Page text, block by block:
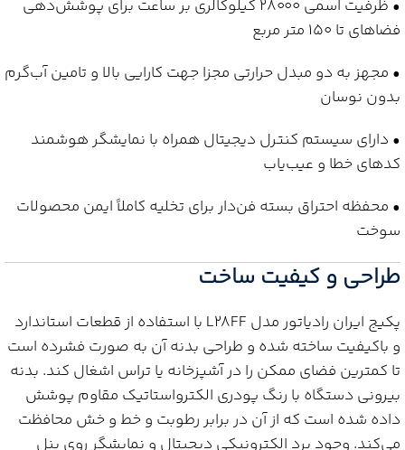
• ظرفیت اسمی ۲۸۰۰۰ کیلوکالری بر ساعت برای پوشش‌دهی
فضاهای تا ۱۵۰ متر مربع
• مجهز به دو مبدل حرارتی مجزا جهت کارایی بالا و تامین آب‌گرم
بدون نوسان
• دارای سیستم کنترل دیجیتال همراه با نمایشگر هوشمند
کدهای خطا و عیب‌یاب
• محفظه احتراق بسته فن‌دار برای تخلیه کاملاً ایمن محصولات
سوخت
طراحی و کیفیت ساخت
پکیج ایران رادیاتور مدل L28FF با استفاده از قطعات استاندارد
و باکیفیت ساخته شده و طراحی بدنه آن به صورت فشرده است
تا کمترین فضای ممکن را در آشپزخانه یا تراس اشغال کند. بدنه
بیرونی دستگاه با رنگ پودری الکترواستاتیک مقاوم پوشش
داده شده است که از آن در برابر رطوبت و خط و خش محافظت
می‌کند. وجود برد الکترونیکی دیجیتال و نمایشگر روی پنل